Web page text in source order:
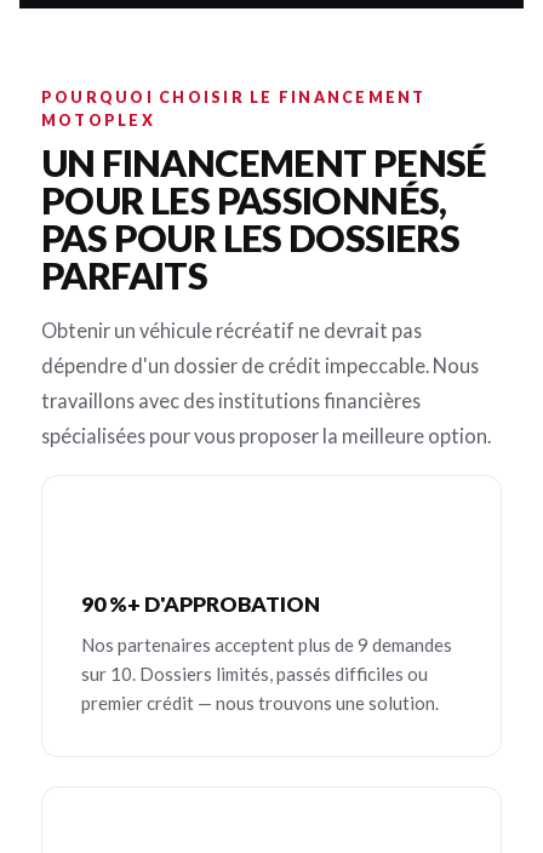
POURQUOI CHOISIR LE FINANCEMENT
MOTOPLEX
UN FINANCEMENT PENSÉ
POUR LES PASSIONNÉS,
PAS POUR LES DOSSIERS
PARFAITS
Obtenir un véhicule récréatif ne devrait pas
dépendre d'un dossier de crédit impeccable. Nous
travaillons avec des institutions financières
spécialisées pour vous proposer la meilleure option.
90 %+ D'APPROBATION
Nos partenaires acceptent plus de 9 demandes
sur 10. Dossiers limités, passés difficiles ou
premier crédit — nous trouvons une solution.